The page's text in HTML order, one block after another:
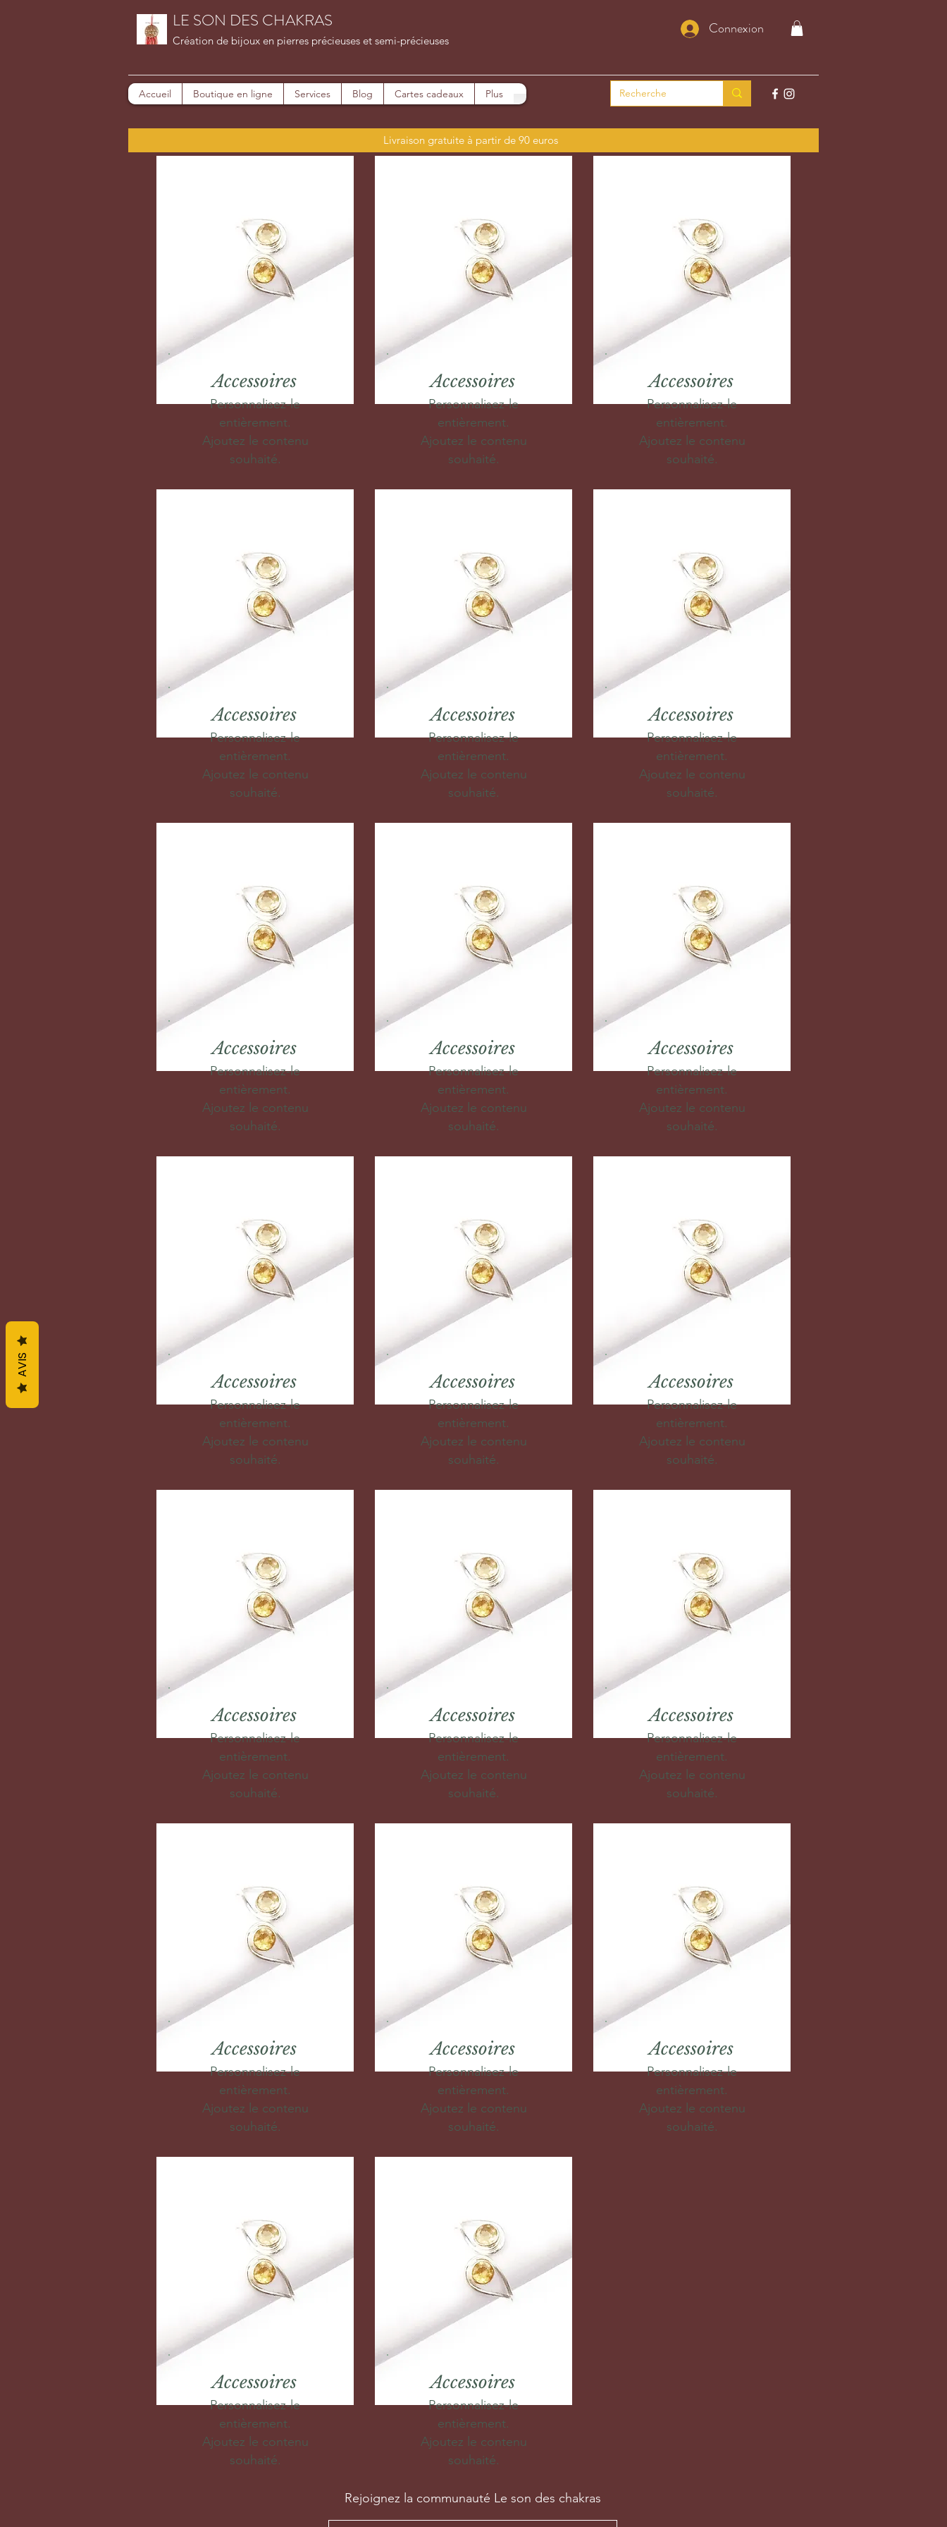
LE SON DES CHAKRAS
Création de bijoux en pierres précieuses et semi-précieuses
Connexion
Accueil Boutique en ligne Services Blog Cartes cadeaux Plus
Livraison gratuite à partir de 90 euros
Accessoires
Personnalisez-le
entièrement.
Ajoutez le contenu
souhaité.
Accessoires
Personnalisez-le
entièrement.
Ajoutez le contenu
souhaité.
Accessoires
Personnalisez-le
entièrement.
Ajoutez le contenu
souhaité.
Accessoires
Personnalisez-le
entièrement.
Ajoutez le contenu
souhaité.
Accessoires
Personnalisez-le
entièrement.
Ajoutez le contenu
souhaité.
Accessoires
Personnalisez-le
entièrement.
Ajoutez le contenu
souhaité.
Accessoires
Personnalisez-le
entièrement.
Ajoutez le contenu
souhaité.
Accessoires
Personnalisez-le
entièrement.
Ajoutez le contenu
souhaité.
Accessoires
Personnalisez-le
entièrement.
Ajoutez le contenu
souhaité.
Accessoires
Personnalisez-le
entièrement.
Ajoutez le contenu
souhaité.
Accessoires
Personnalisez-le
entièrement.
Ajoutez le contenu
souhaité.
Accessoires
Personnalisez-le
entièrement.
Ajoutez le contenu
souhaité.
Accessoires
Personnalisez-le
entièrement.
Ajoutez le contenu
souhaité.
Accessoires
Personnalisez-le
entièrement.
Ajoutez le contenu
souhaité.
Accessoires
Personnalisez-le
entièrement.
Ajoutez le contenu
souhaité.
Accessoires
Personnalisez-le
entièrement.
Ajoutez le contenu
souhaité.
Accessoires
Personnalisez-le
entièrement.
Ajoutez le contenu
souhaité.
Accessoires
Personnalisez-le
entièrement.
Ajoutez le contenu
souhaité.
Accessoires
Personnalisez-le
entièrement.
Ajoutez le contenu
souhaité.
Accessoires
Personnalisez-le
entièrement.
Ajoutez le contenu
souhaité.
Rejoignez la communauté Le son des chakras
AVIS